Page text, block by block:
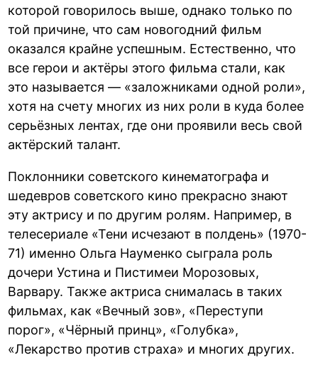
которой говорилось выше, однако только по
той причине, что сам новогодний фильм
оказался крайне успешным. Естественно, что
все герои и актёры этого фильма стали, как
это называется — «заложниками одной роли»,
хотя на счету многих из них роли в куда более
серьёзных лентах, где они проявили весь свой
актёрский талант.
Поклонники советского кинематографа и
шедевров советского кино прекрасно знают
эту актрису и по другим ролям. Например, в
телесериале «Тени исчезают в полдень» (1970-
71) именно Ольга Науменко сыграла роль
дочери Устина и Пистимеи Морозовых,
Варвару. Также актриса снималась в таких
фильмах, как «Вечный зов», «Переступи
порог», «Чёрный принц», «Голубка»,
«Лекарство против страха» и многих других.